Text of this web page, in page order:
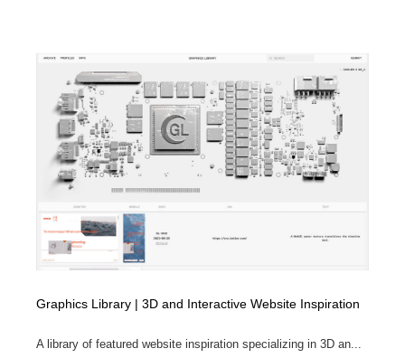
Graphics Library | 3D and Interactive Website Inspiration
A library of featured website inspiration specializing in 3D an...